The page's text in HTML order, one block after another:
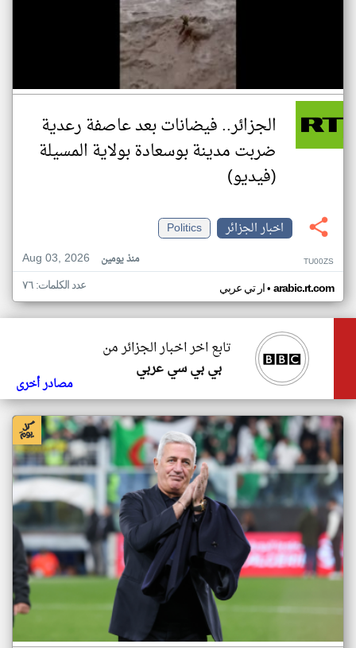
الجزائر.. فيضانات بعد عاصفة رعدية
ضربت مدينة بوسعادة بولاية المسيلة
(فيديو)
اخبار الجزائر
Politics
Aug 03, 2026
منذ يومين TU00ZS
ار تي عربي• arabic.rt.com عدد الكلمات: ٧٦
تابع اخر اخبار الجزائر من
بي بي سي عربي
مصادر أخرى